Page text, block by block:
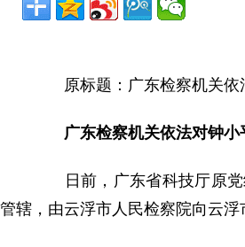
原标题：广东检察机关依
广东检察机关依法对钟小
日前，广东省科技厅原党
管辖，由云浮市人民检察院向云